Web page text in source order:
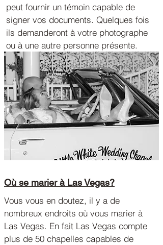
peut fournir un témoin capable de
signer vos documents. Quelques fois
ils demanderont à votre photographe
ou à une autre personne présente.
Où se marier à Las Vegas?
Vous vous en doutez, il y a de
nombreux endroits où vous marier à
Las Vegas. En fait Las Vegas compte
plus de 50 chapelles capables de